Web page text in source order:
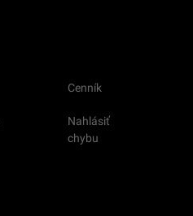
Cenník
Nahlásiť
chybu